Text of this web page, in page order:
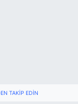
TAKIP EDIN